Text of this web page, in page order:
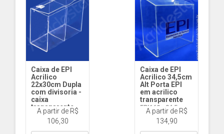
Caixa de EPI
Acrilico
22x30cm Dupla
com divisoria -
caixa
transparente
para EPIs
EPI032 22x30cm
DUPLA
A partir de R$
106,30
Caixa de EPI
Acrilico 34,5cm
Alt Porta EPI
em acrilico
transparente
EPI162 - 34,5cm
AltA partir de R$
134,90